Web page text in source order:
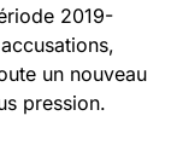
2019-
un nouveau
pression.